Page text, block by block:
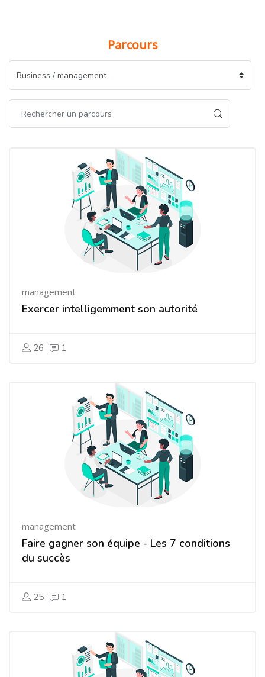
Parcours
management
Exercer intelligemment son autorité
26 1
management
Faire gagner son équipe - Les 7 conditions
du succès
25 1